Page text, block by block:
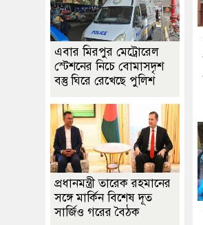
এবার মিরপুর মেট্রোরেল
স্টেশনের নিচে বোমাসদৃশ
বস্তু ঘিরে রেখেছে পুলিশ
প্রধানমন্ত্রী তারেক রহমানের
সঙ্গে মার্কিন বিশেষ দূত
সার্জিও গরের বৈঠক